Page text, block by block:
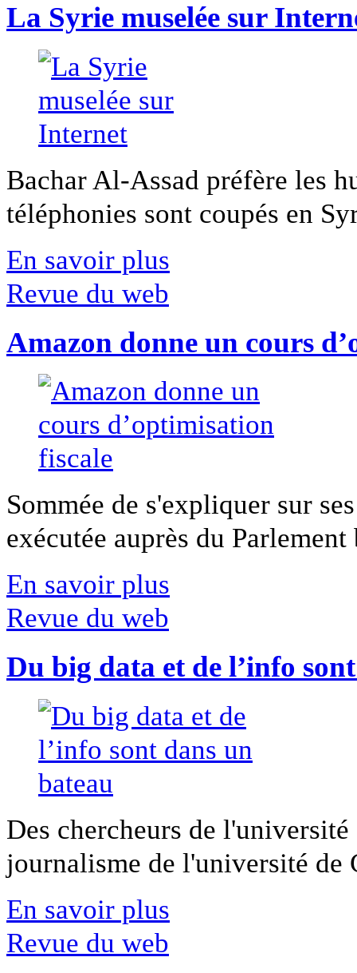
La Syrie muselée sur
Bachar Al-Assad préfère les
téléphonies sont coupés en
En savoir plus
Revue du web
Amazon donne un cours
Sommée de s'expliquer sur
exécutée auprès du
En savoir plus
Revue du web
Du big data et de l’info
Des chercheurs de
journalisme de l'université
En savoir plus
Revue du web